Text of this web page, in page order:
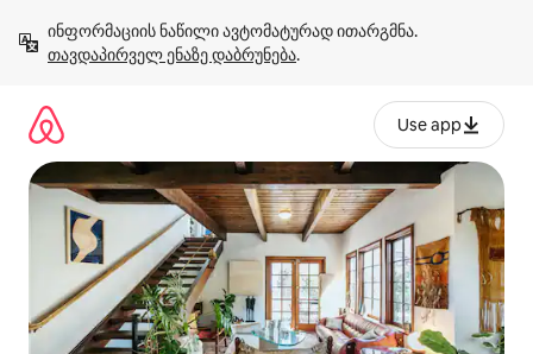
გადასვლა
თავდაპირველ ენაზე დაბრუნება.
Use app